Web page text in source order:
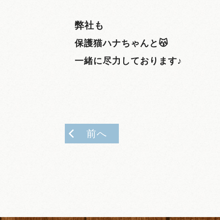
弊社も
保護猫ハナちゃんと😽
一緒に尽力しております♪
前へ